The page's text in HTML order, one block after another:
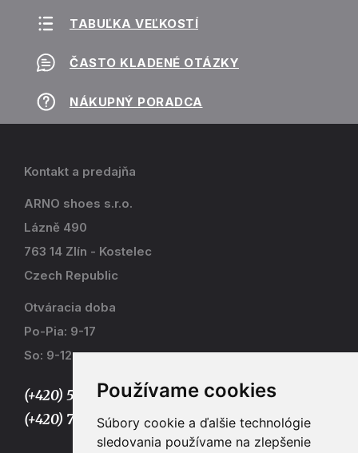
Používame cookies
Súbory cookie a ďalšie technológie
sledovania používame na zlepšenie
TABUĽKA VEĽKOSTÍ
ČASTO KLADENÉ OTÁZKY
NÁKUPNÝ PORADCA
Kontakt a predajňa
ARNO shoes s.r.o.
Lázně 490
763 14 Zlín - Kostelec
Czech Republic
Otváracia doba
Po-Pia: 9-17
So: 9-12
(+420) 577 915 036,
(+420) 773 667 390